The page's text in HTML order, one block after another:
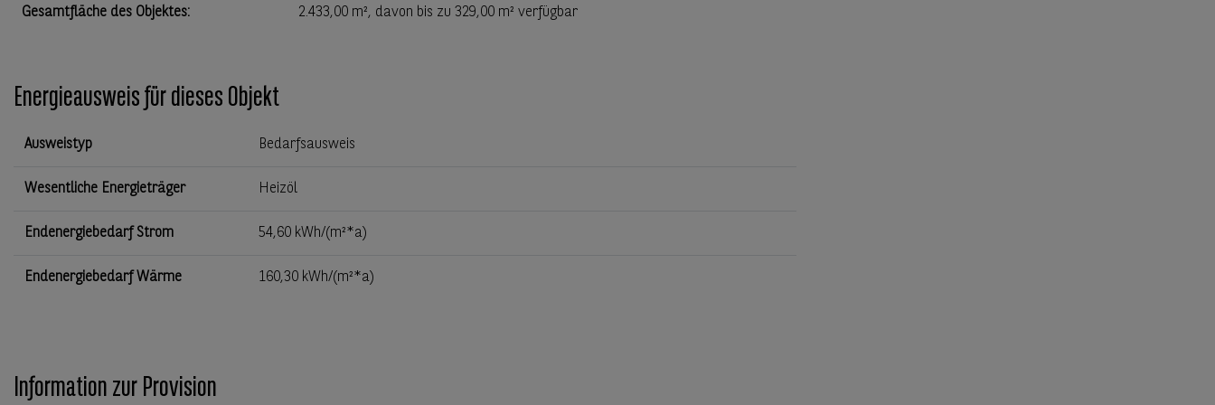
Gesamtfläche des Objektes: 2.433,00 m², davon bis zu 329,00 m² verfügbar
Energieausweis für dieses Objekt
Ausweistyp Bedarfsausweis
Wesentliche Energieträger Heizöl
Endenergiebedarf Strom 54,60 kWh/(m²*a)
Endenergiebedarf Wärme 160,30 kWh/(m²*a)
Information zur Provision